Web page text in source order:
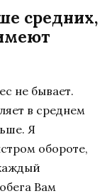
средних,
не бывает.
в среднем
Я
обороте,
Вам